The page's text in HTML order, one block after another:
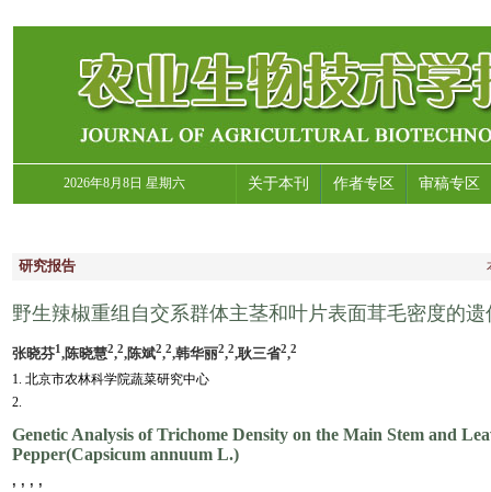
2026年8月8日 星期六 关于本刊 作者专区 审稿专区
研究报告
野生辣椒重组自交系群体主茎和叶片表面茸毛密度的遗
张晓芬1,陈晓慧2,2,陈斌2,2,韩华丽2,2,耿三省2,2
1. 北京市农林科学院蔬菜研究中心
2.
Genetic Analysis of Trichome Density on the Main Stem and
Pepper(Capsicum annuum L.)
, , , ,